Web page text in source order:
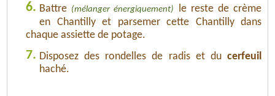
6. Battre (mélanger énergiquement)
le reste de crème
en Chantilly et parsemer cette Chantilly dans
chaque assiette de potage.
7. Disposez des rondelles de radis et du cerfeuil
haché.